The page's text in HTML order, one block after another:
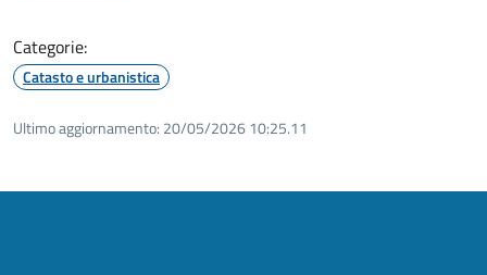
Categorie:
Catasto e urbanistica
Ultimo aggiornamento: 20/05/2026 10:25.11